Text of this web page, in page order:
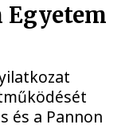
Egyetem
és a Pannon